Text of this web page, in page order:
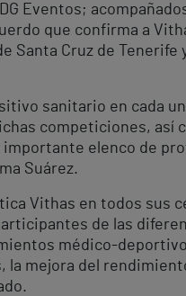
Eventos;
que confirma a
Santa Cruz de Tenerife
sanitario en cada
competiciones, así
elenco de
Suárez.
Vithas en todos sus
de las
médico-
la mejora del